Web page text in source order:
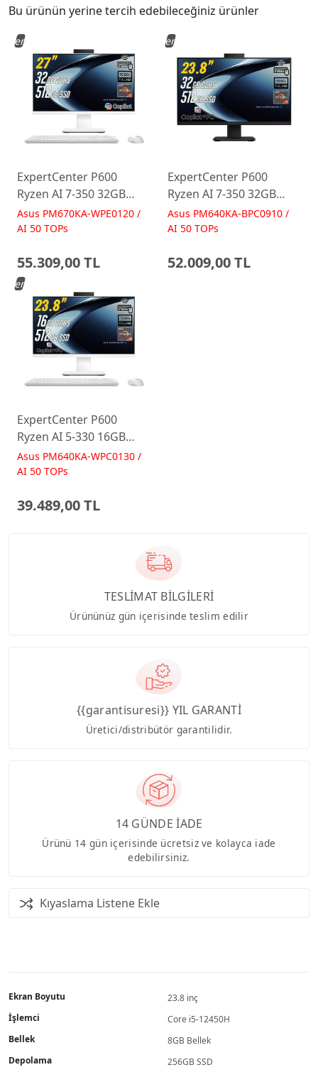
Bu ürünün yerine tercih edebileceğiniz ürünler
ExpertCenter P600
Ryzen AI 7-350 32GB
512GB 27 FreeDos Beyaz
AI-Powered AIO
Asus PM670KA-WPE0120 /
AI 50 TOPs
55.309,00 TL
Yeni
ExpertCenter P600
Ryzen AI 7-350 32GB
512GB 23.8 FreeDos
Siyah AI-Powered AIO
Asus PM640KA-BPC0910 /
AI 50 TOPs
52.009,00 TL
Yeni
ExpertCenter P600
Ryzen AI 5-330 16GB
512GB 23.8 FreeDos
Beyaz AI-Powered AIO
Asus PM640KA-WPC0130 /
AI 50 TOPs
39.489,00 TL
Yeni
TESLİMAT BİLGİLERİ
Ürününüz gün içerisinde teslim edilir
{{garantisuresi}} YIL GARANTİ
Üretici/distribütör garantilidir.
14 GÜNDE İADE
Ürünü 14 gün içerisinde ücretsiz ve kolayca iade
edebilirsiniz.
Kıyaslama Listene Ekle
Ekran Boyutu
23.8 inç
İşlemci
Core i5-12450H
Bellek
8GB Bellek
Depolama
256GB SSD